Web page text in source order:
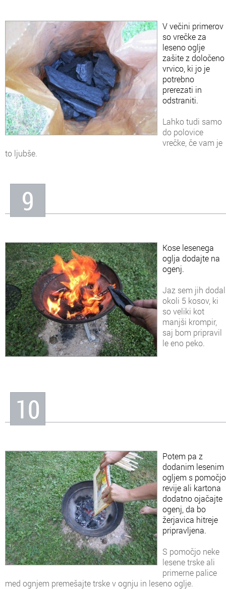
V večini primerov
so vrečke za
leseno oglje
zašite z določeno
vrvico, ki jo je
potrebno
prerezati in
odstraniti.
Lahko tudi samo
do polovice
vrečke, če vam je
to ljubše.
9
Kose lesenega
oglja dodajte na
ogenj.
Jaz sem jih dodal
okoli 5 kosov, ki
so veliki kot
manjši krompir,
saj bom pripravil
le eno peko.
10
Potem pa z
dodanim lesenim
ogljem s pomočjo
revije ali kartona
dodatno ojačajte
ogenj, da bo
žerjavica hitreje
pripravljena.
S pomočjo neke
lesene trske ali
primerne palice
med ognjem premešajte trske v ognju in leseno oglje.